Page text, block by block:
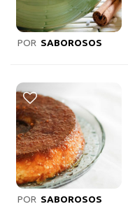
POR SABOROSOS
POR SABOROSOS